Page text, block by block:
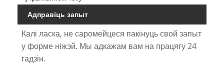
Адправіць запыт
Калі ласка, не саромейцеся пакінуць свой запыт
у форме ніжэй. Мы адкажам вам на працягу 24
гадзін.